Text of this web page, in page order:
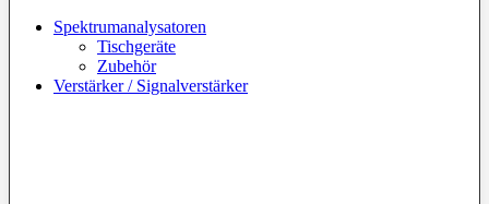
Spektrumanalysatoren
Tischgeräte
Zubehör
Verstärker / Signalverstärker